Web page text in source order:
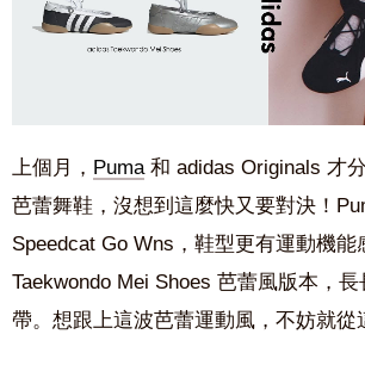
上個月， Puma和 adidas Originals 才
芭蕾舞鞋，沒想到這麼快又要對決！
Speedcat Go Wns，鞋型更有運動機能
Taekwondo Mei Shoes 芭蕾風版本，
帶。想跟上這波芭蕾運動風，不妨就從